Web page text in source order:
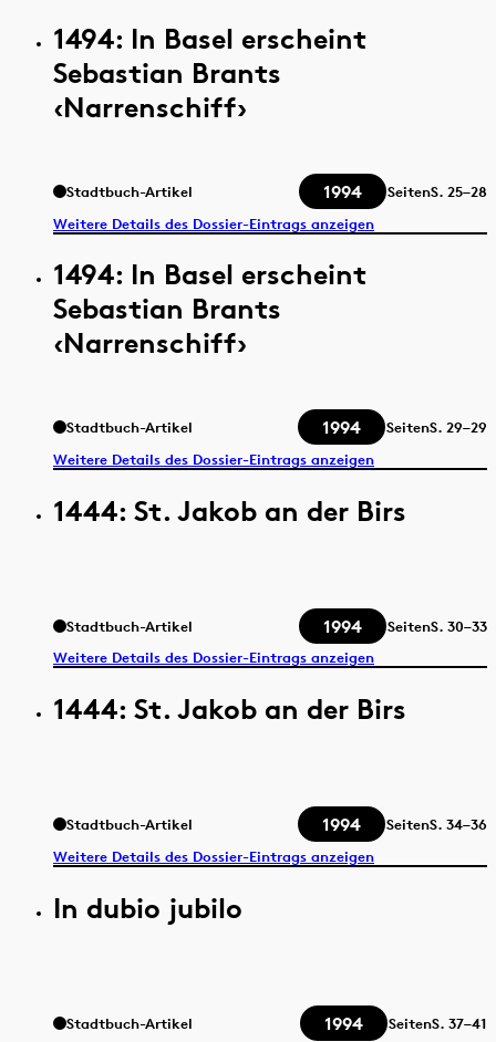
1494: In Basel erscheint
Sebastian Brants
‹Narrenschiff›
Stadtbuch-Artikel 1994 SeitenS. 25–28
Weitere Details des Dossier-Eintrags anzeigen
1494: In Basel erscheint
Sebastian Brants
‹Narrenschiff›
Stadtbuch-Artikel 1994 SeitenS. 29–29
Weitere Details des Dossier-Eintrags anzeigen
1444: St. Jakob an der Birs
Stadtbuch-Artikel 1994 SeitenS. 30–33
Weitere Details des Dossier-Eintrags anzeigen
1444: St. Jakob an der Birs
Stadtbuch-Artikel 1994 SeitenS. 34–36
Weitere Details des Dossier-Eintrags anzeigen
In dubio jubilo
Stadtbuch-Artikel 1994 SeitenS. 37–41